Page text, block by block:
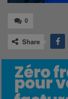
0
Share